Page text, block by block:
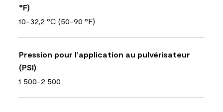
°F)
10-32,2 °C (50-90 °F)
Pression pour l’application au pulvérisateur
(PSI)
1 500-2 500